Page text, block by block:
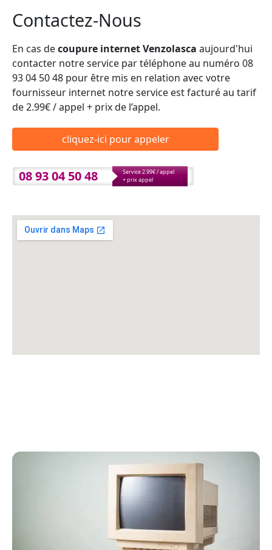
Contactez-Nous
En cas decoupure internet Venzolasca aujourd'hui
contacter notre service par téléphone au numéro 08
93 04 50 48 pour être mis en relation avec votre
fournisseur internet notre service est facturé au tarif
de 2.99€ / appel + prix de l’appel.
cliquez-ici pour appeler
08 93 04 50 48
Service 2.99€ / appel
+ prix appel